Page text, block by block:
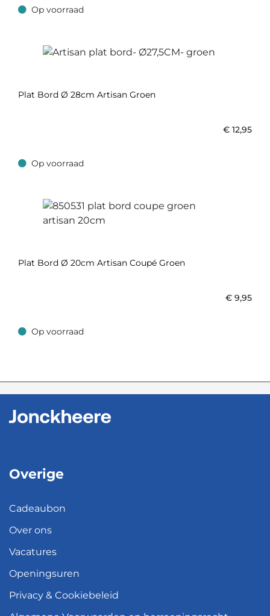
Op voorraad
Op voorraad
Plat Bord Ø 28cm Artisan Groen
€ 12,95
Op voorraad
Op voorraad
Plat Bord Ø 20cm Artisan Coupé Groen
€ 9,95
Op voorraad
Op voorraad
Overige
Cadeaubon
Over ons
Vacatures
Openingsuren
Privacy & Cookiebeleid